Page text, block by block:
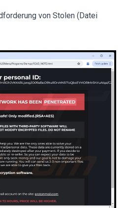
von Stolen (Datei